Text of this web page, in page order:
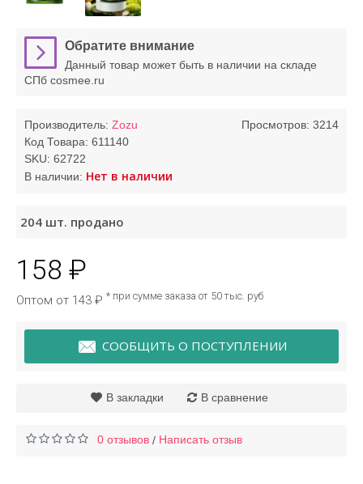
Обратите внимание
Данный товар может быть в наличии на складе
СПб cosmee.ru
Просмотров: 3214
Производитель: Zozu
Код Товара: 611140
SKU: 62722
В наличии: Нет в наличии
204 шт. продано
158 ₽
Оптом от 143 ₽ * при сумме заказа от 50 тыс. руб
СООБЩИТЬ О ПОСТУПЛЕНИИ
В закладки В сравнение
0 отзывов / Написать отзыв